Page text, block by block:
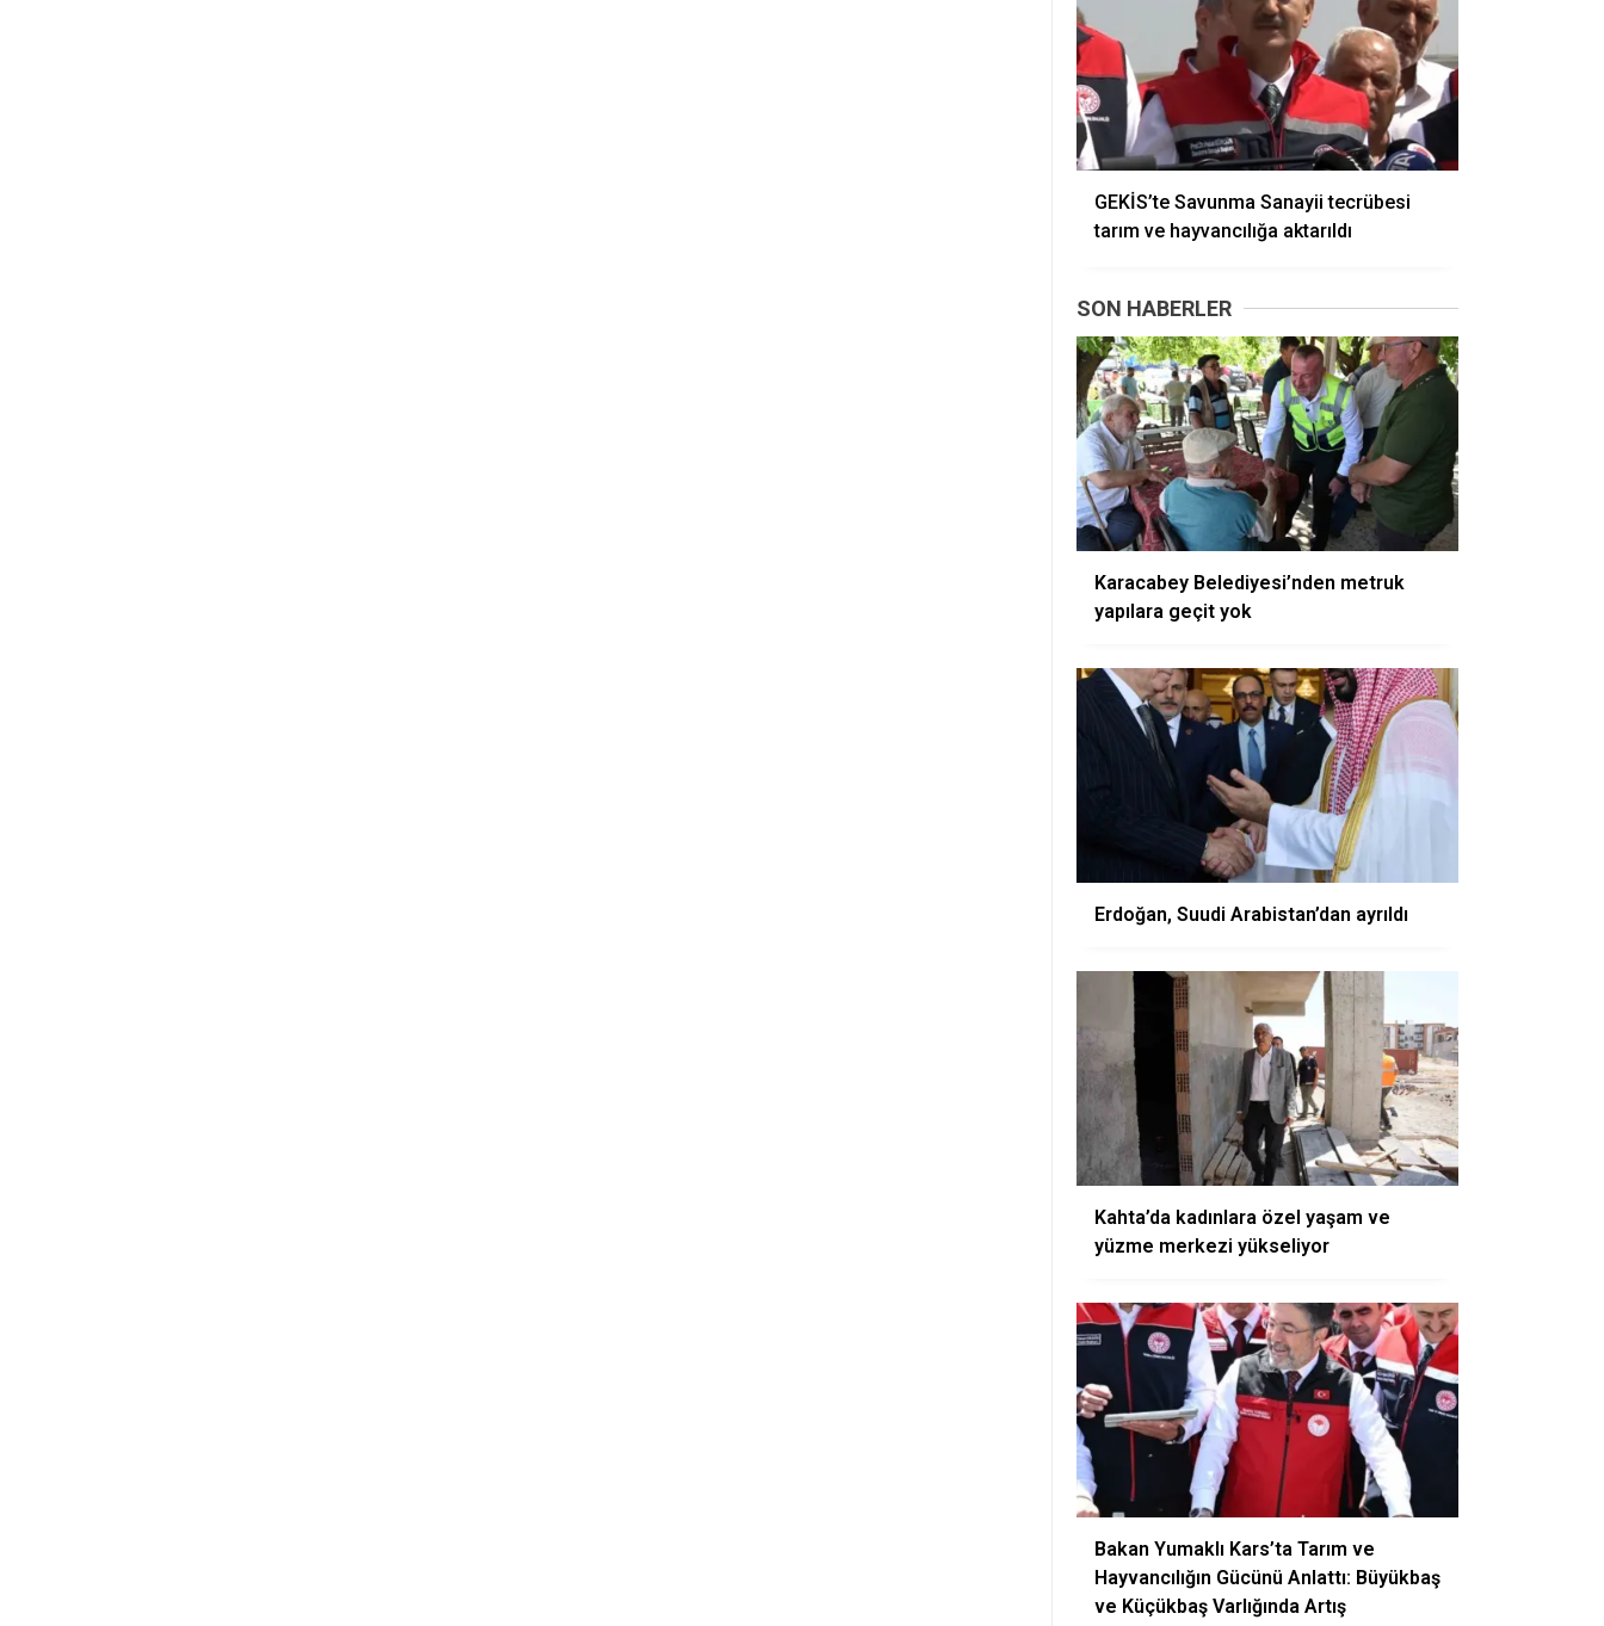
GEKİS’te Savunma Sanayii tecrübesi
tarım ve hayvancılığa aktarıldı
SON HABERLER
Karacabey Belediyesi’nden metruk
yapılara geçit yok
Erdoğan, Suudi Arabistan’dan ayrıldı
Kahta’da kadınlara özel yaşam ve
yüzme merkezi yükseliyor
Bakan Yumaklı Kars’ta Tarım ve
Hayvancılığın Gücünü Anlattı: Büyükbaş
ve Küçükbaş Varlığında Artış